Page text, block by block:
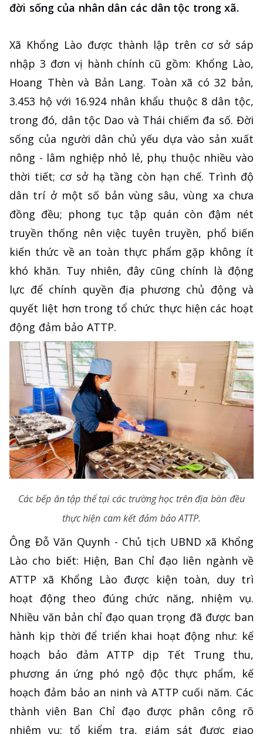
đời sống của nhân dân các dân tộc trong xã.
Xã Khổng Lào được thành lập trên cơ sở sáp
nhập 3 đơn vị hành chính cũ gồm: Khổng Lào,
Hoang Thèn và Bản Lang. Toàn xã có 32 bản,
3.453 hộ với 16.924 nhân khẩu thuộc 8 dân tộc,
trong đó, dân tộc Dao và Thái chiếm đa số. Đời
sống của người dân chủ yếu dựa vào sản xuất
nông - lâm nghiệp nhỏ lẻ, phụ thuộc nhiều vào
thời tiết; cơ sở hạ tầng còn hạn chế. Trình độ
dân trí ở một số bản vùng sâu, vùng xa chưa
đồng đều; phong tục tập quán còn đậm nét
truyền thống nên việc tuyên truyền, phổ biến
kiến thức về an toàn thực phẩm gặp không ít
khó khăn. Tuy nhiên, đây cũng chính là động
lực để chính quyền địa phương chủ động và
quyết liệt hơn trong tổ chức thực hiện các hoạt
động đảm bảo ATTP.
Các bếp ăn tập thể tại các trường học trên địa bàn đều
thực hiện cam kết đảm bảo ATTP.
Ông Đỗ Văn Quynh - Chủ tịch UBND xã Khổng
Lào cho biết: Hiện, Ban Chỉ đạo liên ngành về
ATTP xã Khổng Lào được kiện toàn, duy trì
hoạt động theo đúng chức năng, nhiệm vụ.
Nhiều văn bản chỉ đạo quan trọng đã được ban
hành kịp thời để triển khai hoạt động như: kế
hoạch bảo đảm ATTP dịp Tết Trung thu,
phương án ứng phó ngộ độc thực phẩm, kế
hoạch đảm bảo an ninh và ATTP cuối năm. Các
thành viên Ban Chỉ đạo được phân công rõ
nhiệm vụ; tổ kiểm tra, giám sát được giao